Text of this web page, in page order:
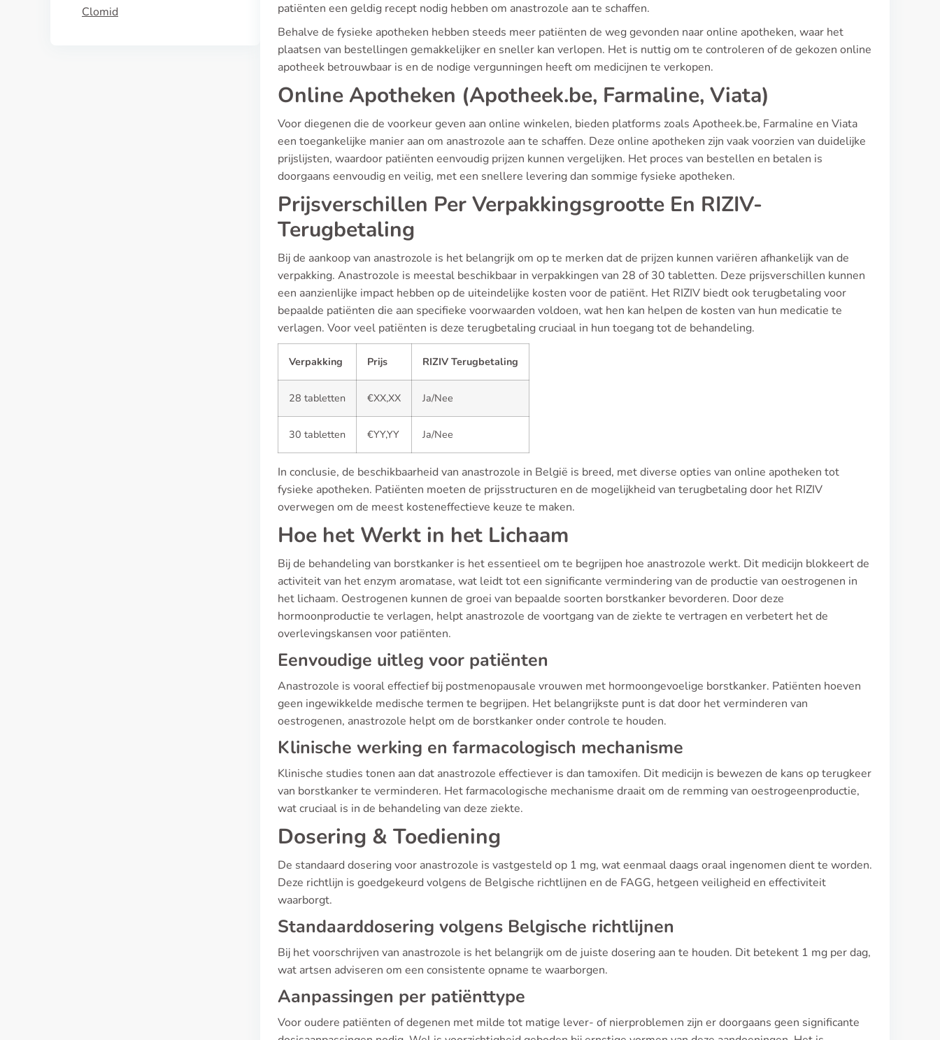
Clomid
patiënten een geldig recept nodig hebben om anastrozole aan te schaffen.
Behalve de fysieke apotheken hebben steeds meer patiënten de weg gevonden naar online apotheken, waar het
plaatsen van bestellingen gemakkelijker en sneller kan verlopen. Het is nuttig om te controleren of de gekozen online
apotheek betrouwbaar is en de nodige vergunningen heeft om medicijnen te verkopen.
Online Apotheken (Apotheek.be, Farmaline, Viata)
Voor diegenen die de voorkeur geven aan online winkelen, bieden platforms zoals Apotheek.be, Farmaline en Viata
een toegankelijke manier aan om anastrozole aan te schaffen. Deze online apotheken zijn vaak voorzien van duidelijke
prijslijsten, waardoor patiënten eenvoudig prijzen kunnen vergelijken. Het proces van bestellen en betalen is
doorgaans eenvoudig en veilig, met een snellere levering dan sommige fysieke apotheken.
Prijsverschillen Per Verpakkingsgrootte En RIZIV-
Terugbetaling
Bij de aankoop van anastrozole is het belangrijk om op te merken dat de prijzen kunnen variëren afhankelijk van de
verpakking. Anastrozole is meestal beschikbaar in verpakkingen van 28 of 30 tabletten. Deze prijsverschillen kunnen
een aanzienlijke impact hebben op de uiteindelijke kosten voor de patiënt. Het RIZIV biedt ook terugbetaling voor
bepaalde patiënten die aan specifieke voorwaarden voldoen, wat hen kan helpen de kosten van hun medicatie te
verlagen. Voor veel patiënten is deze terugbetaling cruciaal in hun toegang tot de behandeling.
Verpakking Prijs RIZIV Terugbetaling
28 tabletten €XX,XX Ja/Nee
30 tabletten €YY,YY Ja/Nee
In conclusie, de beschikbaarheid van anastrozole in België is breed, met diverse opties van online apotheken tot
fysieke apotheken. Patiënten moeten de prijsstructuren en de mogelijkheid van terugbetaling door het RIZIV
overwegen om de meest kosteneffectieve keuze te maken.
Hoe het Werkt in het Lichaam
Bij de behandeling van borstkanker is het essentieel om te begrijpen hoe anastrozole werkt. Dit medicijn blokkeert de
activiteit van het enzym aromatase, wat leidt tot een significante vermindering van de productie van oestrogenen in
het lichaam. Oestrogenen kunnen de groei van bepaalde soorten borstkanker bevorderen. Door deze
hormoonproductie te verlagen, helpt anastrozole de voortgang van de ziekte te vertragen en verbetert het de
overlevingskansen voor patiënten.
Eenvoudige uitleg voor patiënten
Anastrozole is vooral effectief bij postmenopausale vrouwen met hormoongevoelige borstkanker. Patiënten hoeven
geen ingewikkelde medische termen te begrijpen. Het belangrijkste punt is dat door het verminderen van
oestrogenen, anastrozole helpt om de borstkanker onder controle te houden.
Klinische werking en farmacologisch mechanisme
Klinische studies tonen aan dat anastrozole effectiever is dan tamoxifen. Dit medicijn is bewezen de kans op terugkeer
van borstkanker te verminderen. Het farmacologische mechanisme draait om de remming van oestrogeenproductie,
wat cruciaal is in de behandeling van deze ziekte.
Dosering & Toediening
De standaard dosering voor anastrozole is vastgesteld op 1 mg, wat eenmaal daags oraal ingenomen dient te worden.
Deze richtlijn is goedgekeurd volgens de Belgische richtlijnen en de FAGG, hetgeen veiligheid en effectiviteit
waarborgt.
Standaarddosering volgens Belgische richtlijnen
Bij het voorschrijven van anastrozole is het belangrijk om de juiste dosering aan te houden. Dit betekent 1 mg per dag,
wat artsen adviseren om een consistente opname te waarborgen.
Aanpassingen per patiënttype
Voor oudere patiënten of degenen met milde tot matige lever- of nierproblemen zijn er doorgaans geen significante